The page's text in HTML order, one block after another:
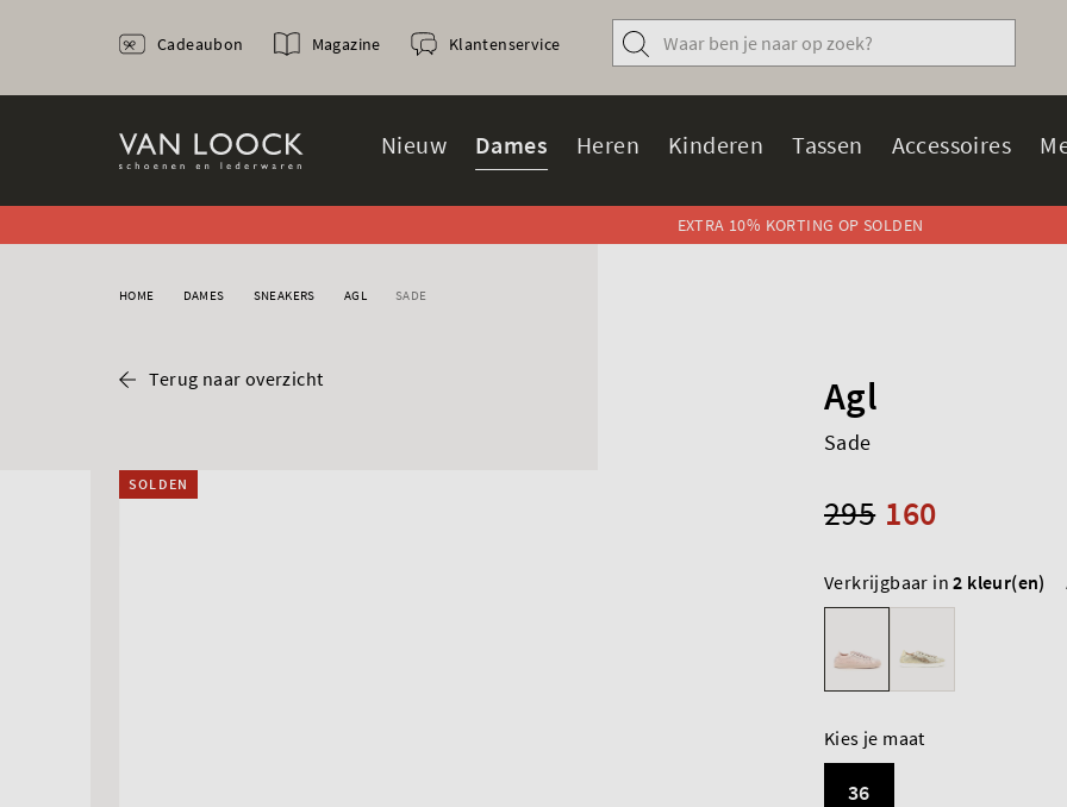
Nieuw Dames Heren Kinderen Tassen Accessoires
Cadeaubon Magazine Klantenservice
EXTRA 10% KORTING OP SOLDEN
HOME DAMES SNEAKERS AGL SADE
Terug naar overzicht
SOLDEN
Agl
Sade
160
295
Verkrijgbaar in2 kleur(en)
Kies je maat
36